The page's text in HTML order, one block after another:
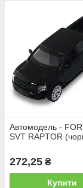
Автомодель -
SVT RAPTOR
272,25 ₴
Купити